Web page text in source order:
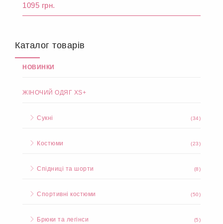
1095 грн.
Каталог товарів
НОВИНКИ
ЖІНОЧИЙ ОДЯГ XS+
Сукні (34)
Костюми (23)
Спідниці та шорти (8)
Спортивні костюми (50)
Брюки та легінси (5)